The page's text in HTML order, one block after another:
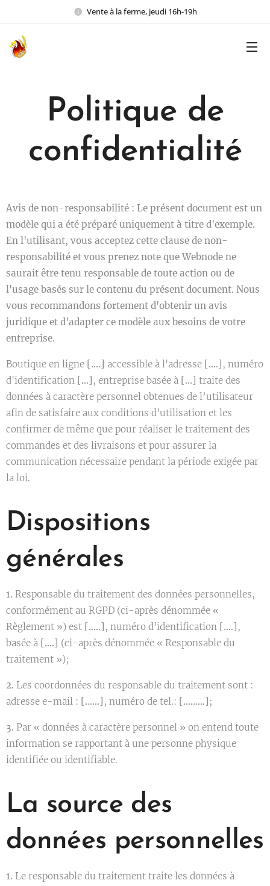
Vente à la ferme, jeudi 16h-19h
Politique de
confidentialité
Avis de non-responsabilité : Le présent document est un
modèle qui a été préparé uniquement à titre d'exemple.
En l'utilisant, vous acceptez cette clause de non-
responsabilité et vous prenez note que Webnode ne
saurait être tenu responsable de toute action ou de
l'usage basés sur le contenu du présent document. Nous
vous recommandons fortement d'obtenir un avis
juridique et d'adapter ce modèle aux besoins de votre
entreprise.
Boutique en ligne [….] accessible à l'adresse [….] , numéro
d'identification […] , entreprise basée à […] traite des
données à caractère personnel obtenues de l’utilisateur
afin de satisfaire aux conditions d'utilisation et les
confirmer de même que pour réaliser le traitement des
commandes et des livraisons et pour assurer la
communication nécessaire pendant la période exigée par
la loi.
Dispositions
générales
1. Responsable du traitement des données personnelles,
conformément au RGPD (ci-après dénommée «
Règlement ») est […..] , numéro d'identification [….] ,
basée à [….] (ci-après dénommée « Responsable du
traitement »);
2. Les coordonnées du responsable du traitement sont :
adresse e-mail : [……] , numéro de tel.: [………] ;
3. Par « données à caractère personnel » on entend toute
information se rapportant à une personne physique
identifiée ou identifiable.
La source des
données personnelles
1. Le responsable du traitement traite les données à